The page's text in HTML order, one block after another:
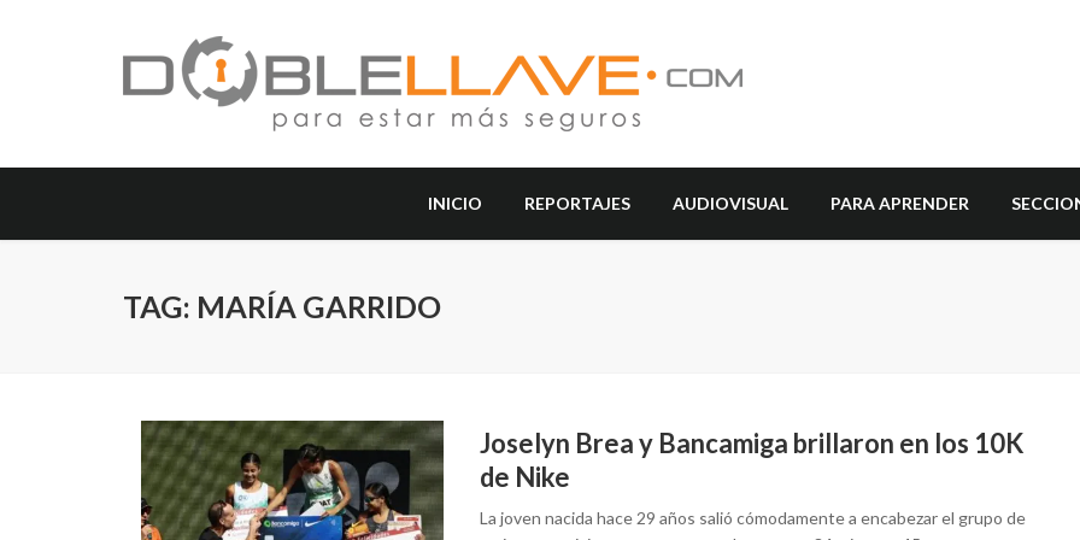
INICIO REPORTAJES AUDIOVISUAL PARA APRENDER
TAG: MARÍA GARRIDO
Joselyn Brea y Bancamiga brillaron en los 10K
de Nike
La joven nacida hace 29 años salió cómodamente a encabezar el grupo de